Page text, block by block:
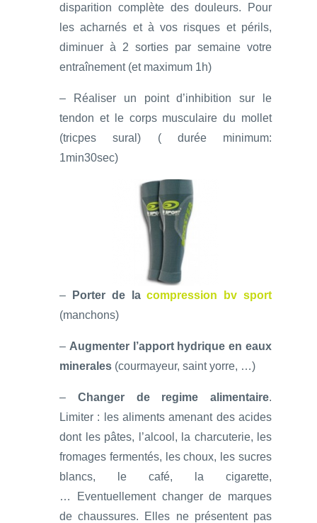
disparition complète des douleurs. Pour
les acharnés et à vos risques et périls,
diminuer à 2 sorties par semaine votre
entraînement (et maximum 1h)
– Réaliser un point d’inhibition sur le
tendon et le corps musculaire du mollet
(tricpes sural) ( durée minimum:
1min30sec)
– Porter de lacompression bv sport
(manchons)
– Augmenter l’apport hydrique en eaux
minerales (courmayeur, saint yorre, …)
– Changer de regime alimentaire.
Limiter : les aliments amenant des acides
dont les pâtes, l’alcool, la charcuterie, les
fromages fermentés, les choux, les sucres
blancs, le café, la cigarette,
… Eventuellement changer de marques
de chaussures. Elles ne présentent pas